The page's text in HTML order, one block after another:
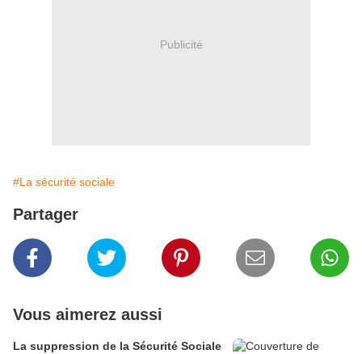
Publicité
#La sécurité sociale
Partager
Vous aimerez aussi
La suppression de la Sécurité Sociale